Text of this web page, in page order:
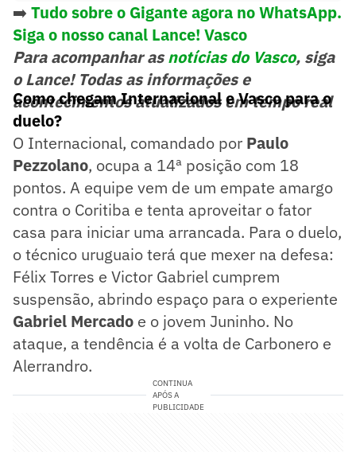
➡️ Tudo sobre o Gigante agora no WhatsApp.
Siga o nosso canal Lance! Vasco
Para acompanhar asnotícias do Vasco, siga
o Lance! Todas as informações e
acontecimentos atualizados em tempo real
Como chegam Internacional e Vasco para o
duelo?
O Internacional, comandado por Paulo
Pezzolano, ocupa a 14ª posição com 18
pontos. A equipe vem de um empate amargo
contra o Coritiba e tenta aproveitar o fator
casa para iniciar uma arrancada. Para o duelo,
o técnico uruguaio terá que mexer na defesa:
Félix Torres e Victor Gabriel cumprem
suspensão, abrindo espaço para o experiente
Gabriel Mercado e o jovem Juninho. No
ataque, a tendência é a volta de Carbonero e
Alerrandro.
CONTINUA
APÓS A
PUBLICIDADE